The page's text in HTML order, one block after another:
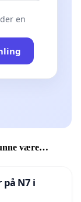
en
være
N7 i